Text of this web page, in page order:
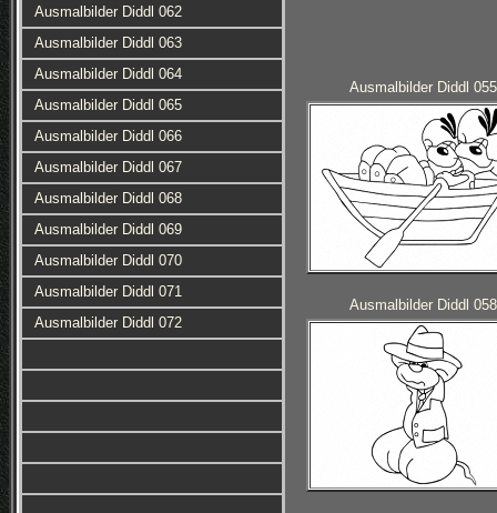
Ausmalbilder Diddl 062
Ausmalbilder Diddl 063
Ausmalbilder Diddl 064
Ausmalbilder Diddl 065
Ausmalbilder Diddl 066
Ausmalbilder Diddl 067
Ausmalbilder Diddl 068
Ausmalbilder Diddl 069
Ausmalbilder Diddl 070
Ausmalbilder Diddl 071
Ausmalbilder Diddl 072
Ausmalbilder Diddl 055
Ausmalbilder Diddl 058